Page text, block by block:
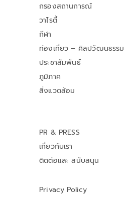
กรองสถานการณ์
วาไรตี้
กีฬา
ท่องเที่ยว – ศิลปวัฒนธรรม
ประชาสัมพันธ์
ภูมิภาค
สิ่งแวดล้อม
PR & PRESS
เกี่ยวกับเรา
ติดต่อและ สนับสนุน
Privacy Policy